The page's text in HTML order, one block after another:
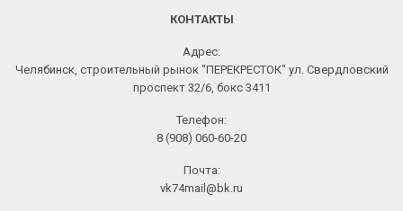
КОНТАКТЫ
Адрес:
Челябинск, строительный рынок "ПЕРЕКРЕСТОК" ул. Свердловский
проспект 32/6, бокс 3411
Телефон:
8 (908) 060-60-20
Почта:
vk74mail@bk.ru